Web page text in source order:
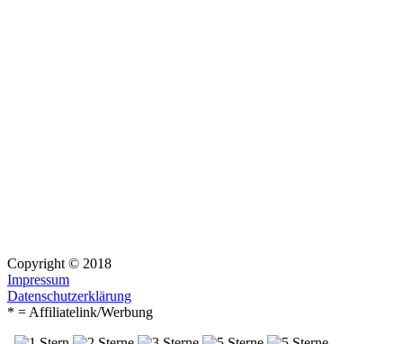
Copyright © 2018
Impressum
Datenschutzerklärung
* = Affiliatelink/Werbung